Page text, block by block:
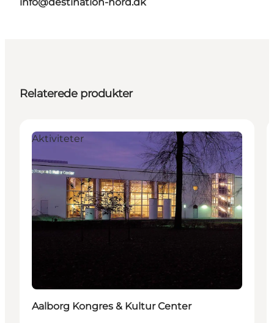
Relaterede produkter
Aktiviteter
Aalborg Kongres & Kultur Center